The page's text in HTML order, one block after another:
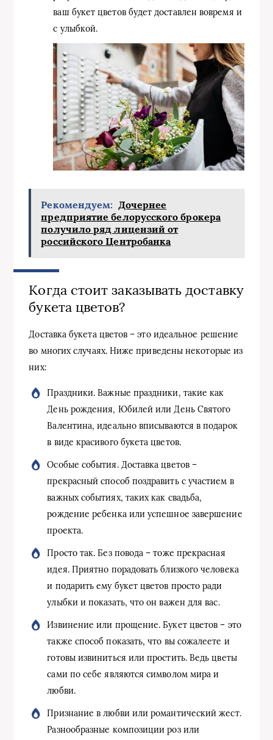
ваш букет цветов будет доставлен вовремя и
с улыбкой.
Рекомендуем: Дочернее
предприятие белорусского брокера
получило ряд лицензий от
российского Центробанка
Когда стоит заказывать доставку
букета цветов?
Доставка букета цветов – это идеальное решение
во многих случаях. Ниже приведены некоторые из
них:
Праздники. Важные праздники, такие как
День рождения, Юбилей или День Святого
Валентина, идеально вписываются в подарок
в виде красивого букета цветов.
Особые события. Доставка цветов –
прекрасный способ поздравить с участием в
важных событиях, таких как свадьба,
рождение ребенка или успешное завершение
проекта.
Просто так. Без повода – тоже прекрасная
идея. Приятно порадовать близкого человека
и подарить ему букет цветов просто ради
улыбки и показать, что он важен для вас.
Извинение или прощение. Букет цветов – это
также способ показать, что вы сожалеете и
готовы извиниться или простить. Ведь цветы
сами по себе являются символом мира и
любви.
Признание в любви или романтический жест.
Разнообразные композиции роз или